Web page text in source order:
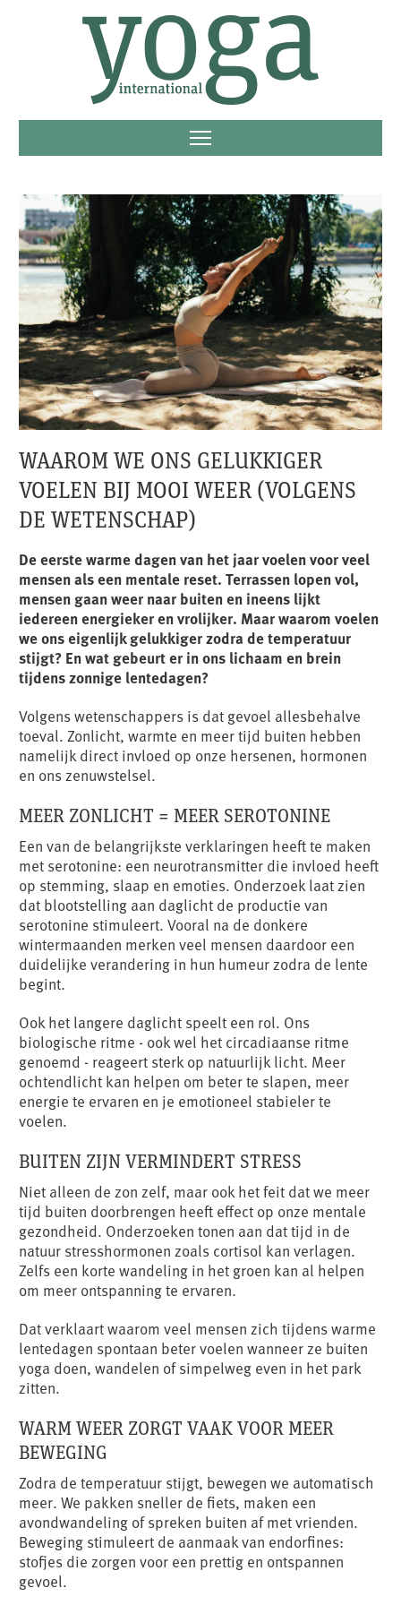
WAAROM WE ONS GELUKKIGER
VOELEN BIJ MOOI WEER (VOLGENS
DE WETENSCHAP)
De eerste warme dagen van het jaar voelen voor veel
mensen als een mentale reset. Terrassen lopen vol,
mensen gaan weer naar buiten en ineens lijkt
iedereen energieker en vrolijker. Maar waarom voelen
we ons eigenlijk gelukkiger zodra de temperatuur
stijgt? En wat gebeurt er in ons lichaam en brein
tijdens zonnige lentedagen?
Volgens wetenschappers is dat gevoel allesbehalve
toeval. Zonlicht, warmte en meer tijd buiten hebben
namelijk direct invloed op onze hersenen, hormonen
en ons zenuwstelsel.
MEER ZONLICHT = MEER SEROTONINE
Een van de belangrijkste verklaringen heeft te maken
met serotonine: een neurotransmitter die invloed heeft
op stemming, slaap en emoties. Onderzoek laat zien
dat blootstelling aan daglicht de productie van
serotonine stimuleert. Vooral na de donkere
wintermaanden merken veel mensen daardoor een
duidelijke verandering in hun humeur zodra de lente
begint.
Ook het langere daglicht speelt een rol. Ons
biologische ritme - ook wel het circadiaanse ritme
genoemd - reageert sterk op natuurlijk licht. Meer
ochtendlicht kan helpen om beter te slapen, meer
energie te ervaren en je emotioneel stabieler te
voelen.
BUITEN ZIJN VERMINDERT STRESS
Niet alleen de zon zelf, maar ook het feit dat we meer
tijd buiten doorbrengen heeft effect op onze mentale
gezondheid. Onderzoeken tonen aan dat tijd in de
natuur stresshormonen zoals cortisol kan verlagen.
Zelfs een korte wandeling in het groen kan al helpen
om meer ontspanning te ervaren.
Dat verklaart waarom veel mensen zich tijdens warme
lentedagen spontaan beter voelen wanneer ze buiten
yoga doen, wandelen of simpelweg even in het park
zitten.
WARM WEER ZORGT VAAK VOOR MEER
BEWEGING
Zodra de temperatuur stijgt, bewegen we automatisch
meer. We pakken sneller de fiets, maken een
avondwandeling of spreken buiten af met vrienden.
Beweging stimuleert de aanmaak van endorfines:
stofjes die zorgen voor een prettig en ontspannen
gevoel.